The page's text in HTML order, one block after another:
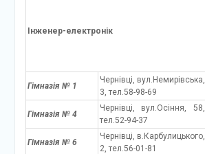
Інженер-електронік
Гімназія № 1
Чернівці, вул.Немирівська,
3, тел.58-98-69
Гімназія № 4
Чернівці, вул.Осіння, 58,
тел.52-94-37
Гімназія № 6
Чернівці, в.Карбулицького,
2, тел.56-01-81